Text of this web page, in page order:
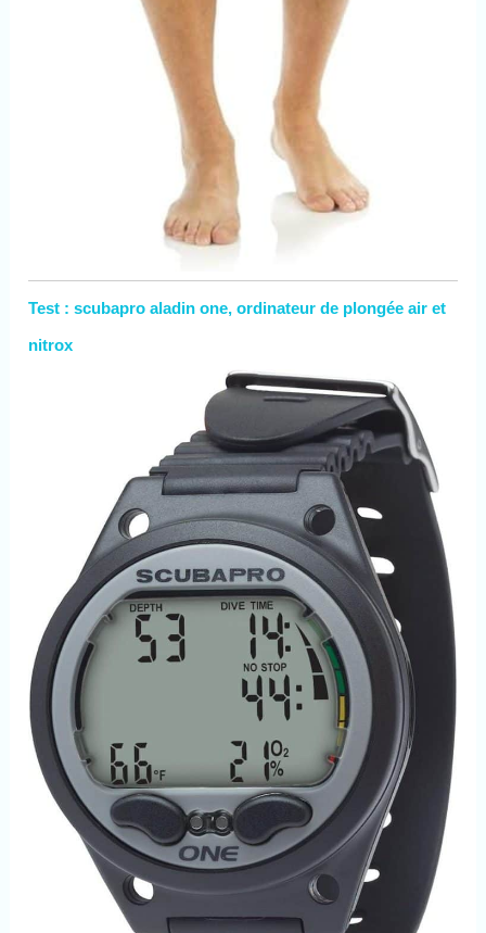
Test : scubapro aladin one, ordinateur de plongée air et
nitrox